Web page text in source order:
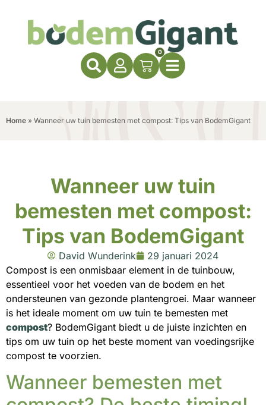
0
Home » Wanneer uw tuin bemesten met compost: Tips van BodemGigant
Wanneer uw tuin
bemesten met compost:
Tips van BodemGigant
David Wunderink
29 januari 2024
Compost is een onmisbaar element in de tuinbouw,
essentieel voor het voeden van de bodem en het
ondersteunen van gezonde plantengroei. Maar wanneer
is het ideale moment om uw tuin te bemesten met
compost? BodemGigant biedt u de juiste inzichten en
tips om uw tuin op het beste moment van voedingsrijke
compost te voorzien.
Wanneer bemesten met